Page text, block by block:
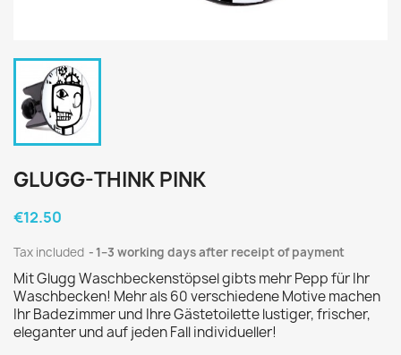
GLUGG-THINK PINK
€12.50
Tax included 1–3 working days after receipt of payment
Mit Glugg Waschbeckenstöpsel gibts mehr Pepp für Ihr
Waschbecken! Mehr als 60 verschiedene Motive machen
Ihr Badezimmer und Ihre Gästetoilette lustiger, frischer,
eleganter und auf jeden Fall individueller!